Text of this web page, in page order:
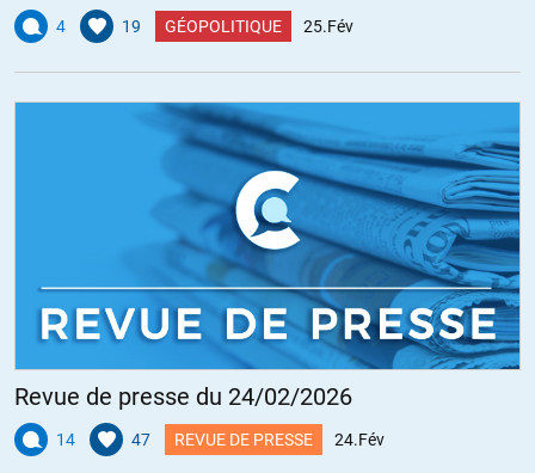
4 19 GÉOPOLITIQUE 25.Fév
Revue de presse du 24/02/2026
14 47 REVUE DE PRESSE 24.Fév